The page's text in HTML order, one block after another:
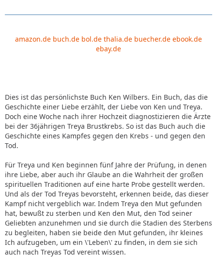
amazon.de buch.de bol.de thalia.de buecher.de ebook.de
ebay.de
Dies ist das persönlichste Buch Ken Wilbers. Ein Buch, das die
Geschichte einer Liebe erzählt, der Liebe von Ken und Treya.
Doch eine Woche nach ihrer Hochzeit diagnostizieren die Ärzte
bei der 36jährigen Treya Brustkrebs. So ist das Buch auch die
Geschichte eines Kampfes gegen den Krebs - und gegen den
Tod.
Für Treya und Ken beginnen fünf Jahre der Prüfung, in denen
ihre Liebe, aber auch ihr Glaube an die Wahrheit der großen
spirituellen Traditionen auf eine harte Probe gestellt werden.
Und als der Tod Treyas bevorsteht, erkennen beide, das dieser
Kampf nicht vergeblich war. Indem Treya den Mut gefunden
hat, bewußt zu sterben und Ken den Mut, den Tod seiner
Geliebten anzunehmen und sie durch die Stadien des Sterbens
zu begleiten, haben sie beide den Mut gefunden, ihr kleines
Ich aufzugeben, um ein \'Leben\' zu finden, in dem sie sich
auch nach Treyas Tod vereint wissen.